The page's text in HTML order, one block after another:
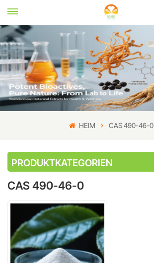
HEIM CAS 490-46-0
PRODUKTKATEGORIEN
CAS 490-46-0